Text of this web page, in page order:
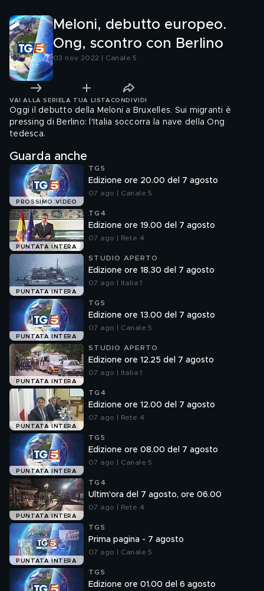
Meloni, debutto europeo.
Ong, scontro con Berlino
03 nov 2022 | Canale 5
VAI ALLA SERIE LA TUA LISTA CONDIVIDI
Oggi il debutto della Meloni a Bruxelles. Sui migranti è
pressing di Berlino: l'Italia soccorra la nave della Ong
tedesca.
Guarda anche
PROSSIMO VIDEO
TG5
Edizione ore 20.00 del 7 agosto
07 ago | Canale 5
PUNTATA INTERA
TG4
Edizione ore 19.00 del 7 agosto
07 ago | Rete 4
PUNTATA INTERA
STUDIO APERTO
Edizione ore 18.30 del 7 agosto
07 ago | Italia 1
PUNTATA INTERA
TG5
Edizione ore 13.00 del 7 agosto
07 ago | Canale 5
PUNTATA INTERA
STUDIO APERTO
Edizione ore 12.25 del 7 agosto
07 ago | Italia 1
PUNTATA INTERA
TG4
Edizione ore 12.00 del 7 agosto
07 ago | Rete 4
PUNTATA INTERA
TG5
Edizione ore 08.00 del 7 agosto
07 ago | Canale 5
PUNTATA INTERA
TG4
Ultim'ora del 7 agosto, ore 06.00
07 ago | Rete 4
PUNTATA INTERA
TG5
Prima pagina - 7 agosto
07 ago | Canale 5
TG5
Edizione ore 01.00 del 6 agosto